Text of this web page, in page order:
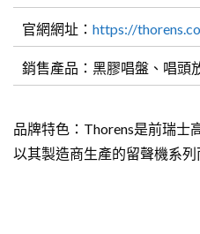
官網網址： https://
銷售產品：黑膠唱盤、唱頭
品牌特色：Thorens是前瑞士
以其製造商生產的留聲機系